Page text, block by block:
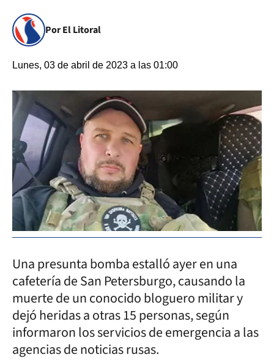
Por El Litoral
Lunes, 03 de abril de 2023 a las 01:00
Una presunta bomba estalló ayer en una
cafetería de San Petersburgo, causando la
muerte de un conocido bloguero militar y
dejó heridas a otras 15 personas, según
informaron los servicios de emergencia a las
agencias de noticias rusas.